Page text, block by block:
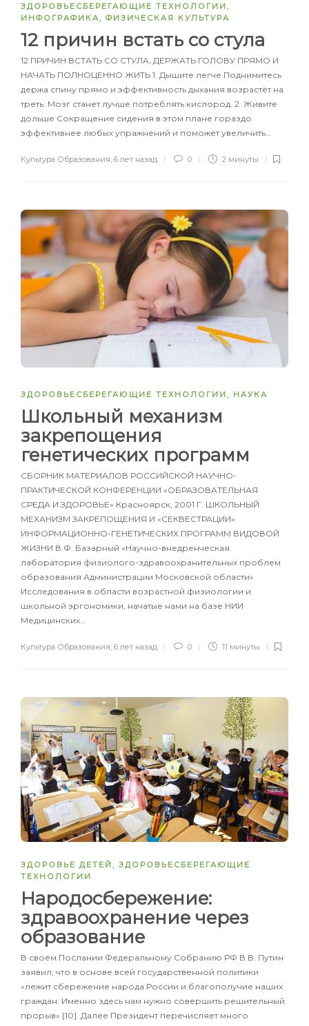
ЗДОРОВЬЕСБЕРЕГАЮЩИЕ ТЕХНОЛОГИИ ,
ИНФОГРАФИКА , ФИЗИЧЕСКАЯ КУЛЬТУРА
12 причин встать со стула
12 ПРИЧИН ВСТАТЬ СО СТУЛА, ДЕРЖАТЬ ГОЛОВУ ПРЯМО И
НАЧАТЬ ПОЛНОЦЕННО ЖИТЬ 1. Дышите легче Поднимитесь
держа спину прямо и эффективность дыхания возрастёт на
треть. Мозг станет лучше потреблять кислород. 2. Живите
дольше Сокращение сидения в этом плане гораздо
эффективнее любых упражнений и поможет увеличить…
Культура Образования 6 лет назад 0 2 минуты
ЗДОРОВЬЕСБЕРЕГАЮЩИЕ ТЕХНОЛОГИИ, НАУКА
Школьный механизм
закрепощения
генетических программ
СБОРНИК МАТЕРИАЛОВ РОССИЙСКОЙ НАУЧНО-
ПРАКТИЧЕСКОЙ КОНФЕРЕНЦИИ «ОБРАЗОВАТЕЛЬНАЯ
СРЕДА И ЗДОРОВЬЕ» Красноярск, 2001 Г. ШКОЛЬНЫЙ
МЕХАНИЗМ ЗАКРЕПОЩЕНИЯ И «СЕКВЕСТРАЦИИ»
ИНФОРМАЦИОННО-ГЕНЕТИЧЕСКИХ ПРОГРАММ ВИДОВОЙ
ЖИЗНИ В.Ф. Базарный «Научно-внедренческая
лаборатория физиолого-здравоохранительных проблем
образования Администрации Московской области»
Исследования в области возрастной физиологии и
школьной эргономики, начатые нами на базе НИИ
Медицинских…
Культура Образования, 6 лет назад 0 11 минуты
ЗДОРОВЬЕ ДЕТЕЙ , ЗДОРОВЬЕСБЕРЕГАЮЩИЕ
ТЕХНОЛОГИИ
Народосбережение:
здравоохранение через
образование
В своём Послании Федеральному Собранию РФ В.В. Путин
заявил, что в основе всей государственной политики
«лежит сбережение народа России и благополучие наших
граждан. Именно здесь нам нужно совершить решительный
прорыв» [10]. Далее Президент перечисляет много